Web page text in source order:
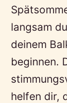
langsam
deinem
beginnen.
helfen dir,